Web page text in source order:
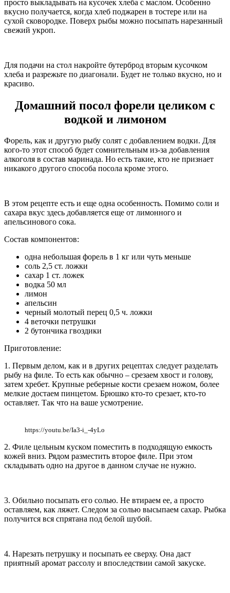
просто выкладывать на кусочек хлеба с маслом. Особенно
вкусно получается, когда хлеб поджарен в тостере или на
сухой сковородке. Поверх рыбы можно посыпать нарезанный
свежий укроп.
Для подачи на стол накройте бутерброд вторым кусочком
хлеба и разрежьте по диагонали. Будет не только вкусно, но и
красиво.
Домашний посол форели целиком с
водкой и лимоном
Форель, как и другую рыбу солят с добавлением водки. Для
кого-то этот способ будет сомнительным из-за добавления
алкоголя в состав маринада. Но есть такие, кто не признает
никакого другого способа посола кроме этого.
В этом рецепте есть и еще одна особенность. Помимо соли и
сахара вкус здесь добавляется еще от лимонного и
апельсинового сока.
Состав компонентов:
одна небольшая форель в 1 кг или чуть меньше
соль 2,5 ст. ложки
сахар 1 ст. ложек
водка 50 мл
лимон
апельсин
черный молотый перец 0,5 ч. ложки
4 веточки петрушки
2 бутончика гвоздики
Приготовление:
1. Первым делом, как и в других рецептах следует разделать
рыбу на филе. То есть как обычно – срезаем хвост и голову,
затем хребет. Крупные реберные кости срезаем ножом, более
мелкие достаем пинцетом. Брюшко кто-то срезает, кто-то
оставляет. Так что на ваше усмотрение.
https://youtu.be/Ia3-i_-4yLo
2. Филе цельным куском поместить в подходящую емкость
кожей вниз. Рядом разместить второе филе. При этом
складывать одно на другое в данном случае не нужно.
3. Обильно посыпать его солью. Не втираем ее, а просто
оставляем, как ляжет. Следом за солью высыпаем сахар. Рыбка
получится вся спрятана под белой шубой.
4. Нарезать петрушку и посыпать ее сверху. Она даст
приятный аромат рассолу и впоследствии самой закуске.